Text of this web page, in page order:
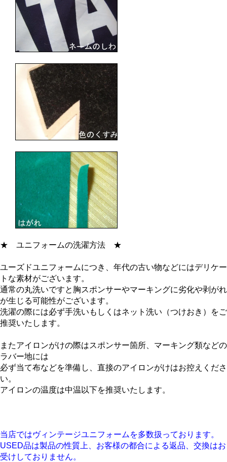
★ ユニフォームの洗濯方法 ★
ユーズドユニフォームにつき、年代の古い物などにはデリケー
トな素材がございます。
通常の丸洗いですと胸スポンサーやマーキングに劣化や剥がれ
が生じる可能性がございます。
洗濯の際には必ず手洗いもしくはネット洗い（つけおき）をご
推奨いたします。
またアイロンがけの際はスポンサー箇所、マーキング類などの
ラバー地には
必ず当て布などを準備し、直接のアイロンがけはお控えくださ
い。
アイロンの温度は中温以下を推奨いたします。
当店ではヴィンテージユニフォームを多数扱っております。
USED品は製品の性質上、お客様の都合による返品、交換はお
受けしておりません。